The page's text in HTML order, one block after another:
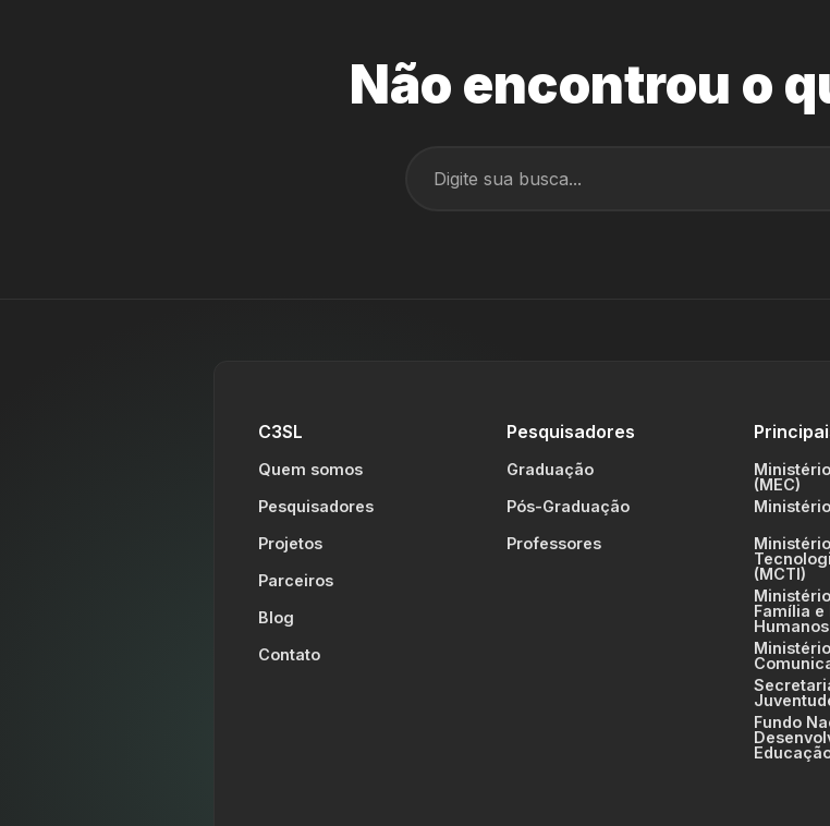
Não encontrou o
C3SL
Quem somos
Pesquisadores
Projetos
Parceiros
Blog
Contato
Pesquisadores
Graduação
Pós-Graduação
Professores
(MEC)
(MCTI)
Família e
Fundo